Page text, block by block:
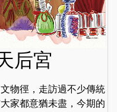
后宮
物徑，走訪過不少傳統
家都意猶未盡，今期的